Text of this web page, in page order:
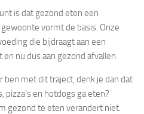
is dat gezond eten een
vormt de basis. Onze
die bijdraagt aan een
nu dus aan gezond afvallen.
ben met dit traject, denk je dan dat
pizza’s en hotdogs ga eten?
gezond te eten verandert niet.